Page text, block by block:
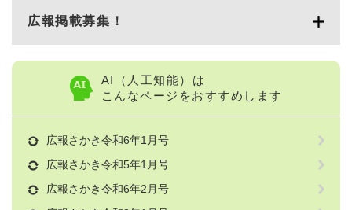
広報掲載募集！
AI（人工知能）は
こんなページをおすすめします
広報さかき令和6年1月号
広報さかき令和5年1月号
広報さかき令和6年2月号